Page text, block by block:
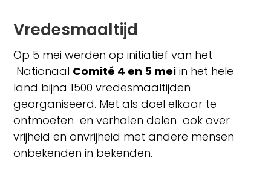
Vredesmaaltijd
Op 5 mei werden op initiatief van het
Nationaal Comité 4 en 5 mei in het hele
land bijna 1500 vredesmaaltijden
georganiseerd. Met als doel elkaar te
ontmoeten en verhalen delen ook over
vrijheid en onvrijheid met andere mensen
onbekenden in bekenden.